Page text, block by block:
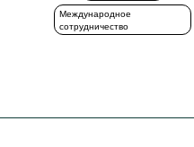
Международное
сотрудничество